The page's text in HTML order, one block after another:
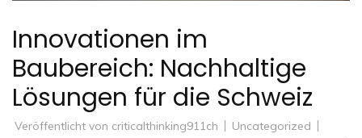
Innovationen im
Baubereich: Nachhaltige
Lösungen für die Schweiz
Veröffentlicht von criticalthinking911ch
Uncategorized